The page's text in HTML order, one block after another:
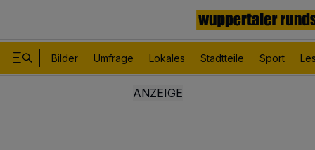
Bilder Umfrage Lokales Stadtteile Sport